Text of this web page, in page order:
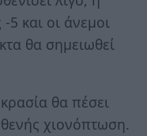
και οι άνεμοι
θα σημειωθεί
θα πέσει
χιονόπτωση.